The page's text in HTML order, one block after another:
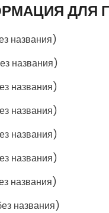
ДЛЯ
названия)
названия)
названия)
названия)
названия)
названия)
названия)
названия)